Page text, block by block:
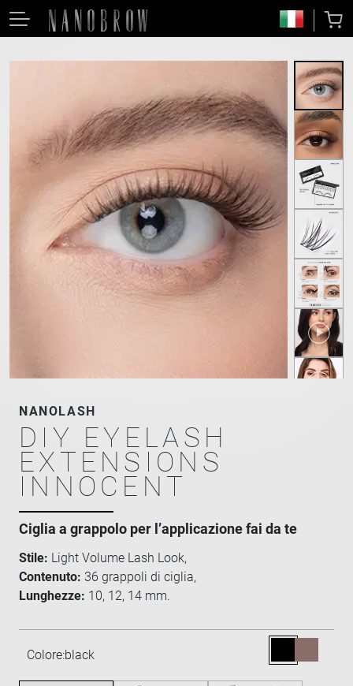
NANOLASH
DIY EYELASH
EXTENSIONS
INNOCENT
Ciglia a grappolo per l’applicazione fai da te
Stile: Light Volume Lash Look,
Contenuto: 36 grappoli di ciglia,
Lunghezze: 10, 12, 14 mm.
Colore:black